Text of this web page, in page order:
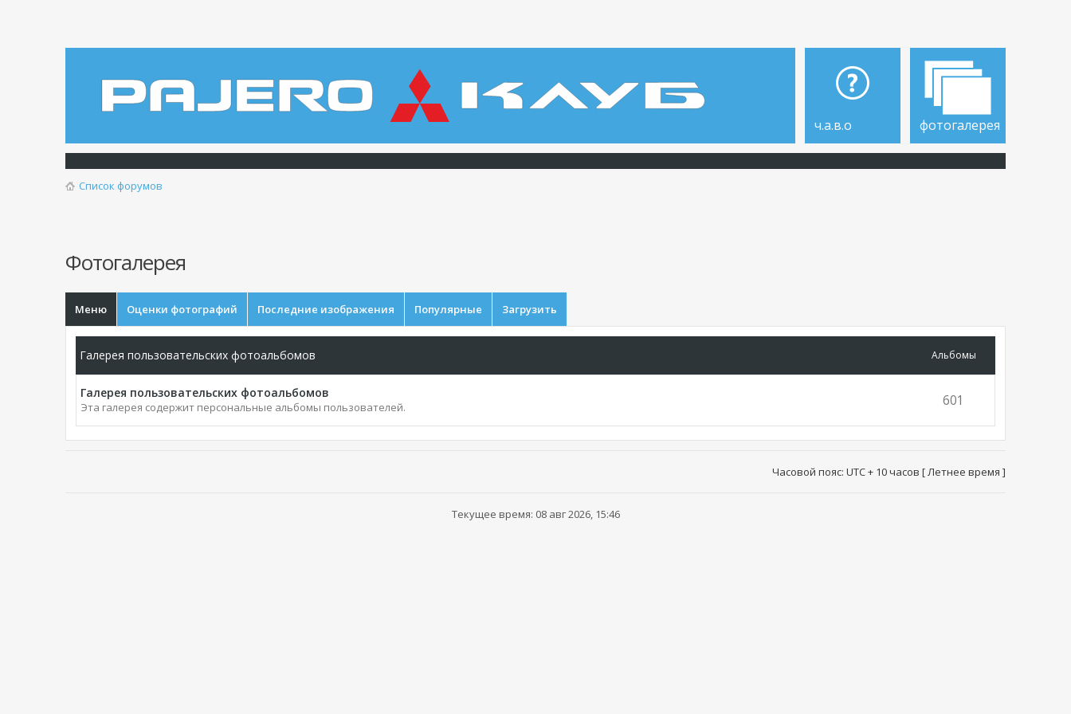
ч.а.в.о фотогалерея
Список форумов
Фотогалерея
Меню Оценки фотографий Последние изображения Популярные Загрузить
Галерея пользовательских фотоальбомов Альбомы
Галерея пользовательских фотоальбомов
Эта галерея содержит персональные альбомы пользователей. 601
Часовой пояс: UTC + 10 часов [ Летнее время ]
Текущее время: 08 авг 2026, 15:46